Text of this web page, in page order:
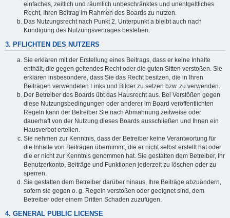
einfaches, zeitlich und räumlich unbeschränktes und unentgeltliches
Recht, Ihren Beitrag im Rahmen des Boards zu nutzen.
Das Nutzungsrecht nach Punkt 2, Unterpunkt a bleibt auch nach
Kündigung des Nutzungsvertrages bestehen.
3. PFLICHTEN DES NUTZERS
Sie erklären mit der Erstellung eines Beitrags, dass er keine Inhalte
enthält, die gegen geltendes Recht oder die guten Sitten verstoßen. Sie
erklären insbesondere, dass Sie das Recht besitzen, die in Ihren
Beiträgen verwendeten Links und Bilder zu setzen bzw. zu verwenden.
Der Betreiber des Boards übt das Hausrecht aus. Bei Verstößen gegen
diese Nutzungsbedingungen oder anderer im Board veröffentlichten
Regeln kann der Betreiber Sie nach Abmahnung zeitweise oder
dauerhaft von der Nutzung dieses Boards ausschließen und Ihnen ein
Hausverbot erteilen.
Sie nehmen zur Kenntnis, dass der Betreiber keine Verantwortung für
die Inhalte von Beiträgen übernimmt, die er nicht selbst erstellt hat oder
die er nicht zur Kenntnis genommen hat. Sie gestatten dem Betreiber, Ihr
Benutzerkonto, Beiträge und Funktionen jederzeit zu löschen oder zu
sperren.
Sie gestatten dem Betreiber darüber hinaus, Ihre Beiträge abzuändern,
sofern sie gegen o. g. Regeln verstoßen oder geeignet sind, dem
Betreiber oder einem Dritten Schaden zuzufügen.
4. GENERAL PUBLIC LICENSE